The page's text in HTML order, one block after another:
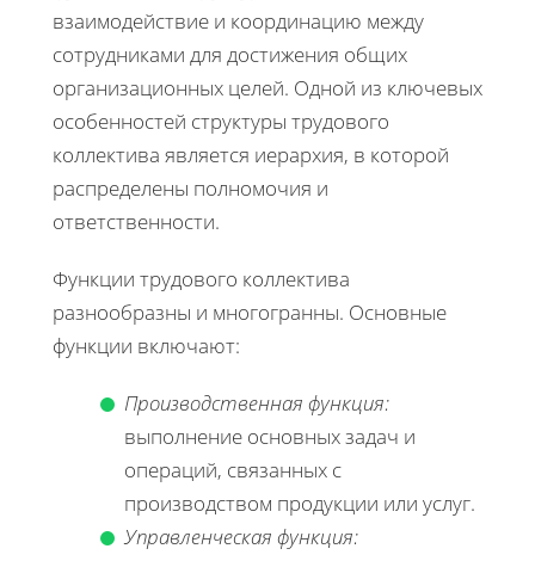
взаимодействие и координацию между
сотрудниками для достижения общих
организационных целей. Одной из ключевых
особенностей структуры трудового
коллектива является иерархия, в которой
распределены полномочия и
ответственности.
Функции трудового коллектива
разнообразны и многогранны. Основные
функции включают:
Производственная функция:
выполнение основных задач и
операций, связанных с
производством продукции или услуг.
Управленческая функция: